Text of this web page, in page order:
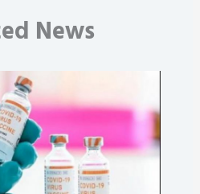
News